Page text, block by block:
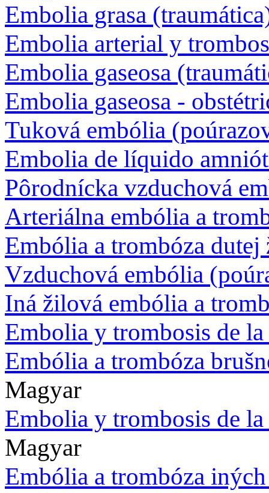
Embolia grasa
Embolia arterial y
Embolia gaseosa
Embolia gaseosa -
Tuková embólia
Embolia de líquido
Pôrodnícka vzduchová
Arteriálna embólia a
Embólia a trombóza
Vzduchová embólia
Iná žilová embólia a
Embolia y trombosis de la
Embólia a trombóza
Magyar
Embolia y trombosis de la
Magyar
Embólia a trombóza